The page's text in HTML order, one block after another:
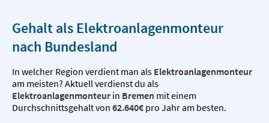
Gehalt als Elektroanlagenmonteur
nach Bundesland
In welcher Region verdient man als Elektroanlagenmonteur
am meisten? Aktuell verdienst du als
Elektroanlagenmonteur in Bremen mit einem
Durchschnittsgehalt von 62.640€ pro Jahr am besten.